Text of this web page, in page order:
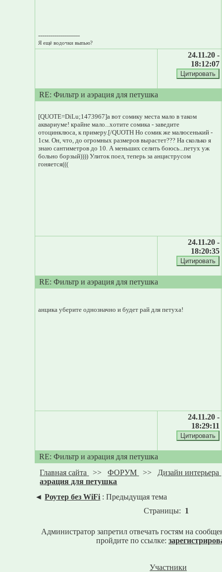
---------------------
Я ещё водочки выпью?
24.11.20 -
18:12:07
RE: Фильтр и аэрация для петушка
[QUOTE=DiLu;1473967]а вот сомику места мало в таком
аквариуме! крайне мало...хотите сомика - заведите
отоцинклюса, к примеру.[/QUOTН Но сомик же малюсенький -
1см. Он, что, до огромных размеров вырастет??? На сколько я
знаю сантиметров до 10. А меньших селить боюсь...петух уж
больно борзый)))) Улиток поел, теперь за анциструсом
гоняется(((
24.11.20 -
18:20:35
RE: Фильтр и аэрация для петушка
анцика уберите однозначно и будет рай для петуха!
24.11.20 -
18:29:11
RE: Фильтр и аэрация для петушка
Главная сайта
>>ФОРУМ >> Дизайн интерьера
аэрация для петушка
◄Роутер без WiFi : Предыдущая тема
Страницы: 1
Администратор запретил отвечать гостям на
пройдите по ссылке:
Участники